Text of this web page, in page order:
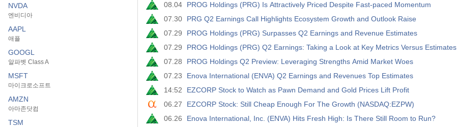
NVDA
엔비디아
AAPL
애플
GOOGL
알파벳 Class A
MSFT
마이크로소프트
AMZN
아마존닷컴
TSM
08.04
PROG Holdings (PRG) Is Attractively Priced Despite Fast-paced Momentum
07.30
PRG Q2 Earnings Call Highlights Ecosystem Growth and Outlook Raise
07.29
PROG Holdings (PRG) Surpasses Q2 Earnings and Revenue Estimates
07.29
PROG Holdings (PRG) Q2 Earnings: Taking a Look at Key Metrics Versus Estimates
07.28
PROG Holdings Q2 Preview: Leveraging Strengths Amid Market Woes
07.23
Enova International (ENVA) Q2 Earnings and Revenues Top Estimates
14:52
EZCORP Stock to Watch as Pawn Demand and Gold Prices Lift Profit
06.27
EZCORP Stock: Still Cheap Enough For The Growth (NASDAQ:EZPW)
06.26
Enova International, Inc. (ENVA) Hits Fresh High: Is There Still Room to Run?